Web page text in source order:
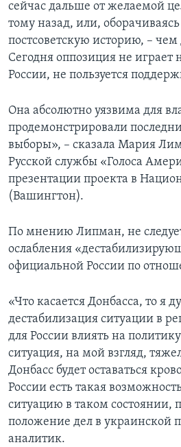
сейчас дальше от желаемой
тому назад, или,
постсоветскую историю, – чем
Сегодня оппозиция не играет
России, не пользуется
Она абсолютно уязвима для
продемонстрировали
выборы», – сказала Мария
Русской службы «Голоса
презентации проекта в
(Вашингтон).
По мнению Липман, не
ослабления
официальной России по
«Что касается Донбасса, то я
дестабилизация ситуации в
для России влиять на
ситуация, на мой взгляд,
Донбасс будет оставаться
России есть такая
ситуацию в таком состоянии,
положение дел в украинской
аналитик.